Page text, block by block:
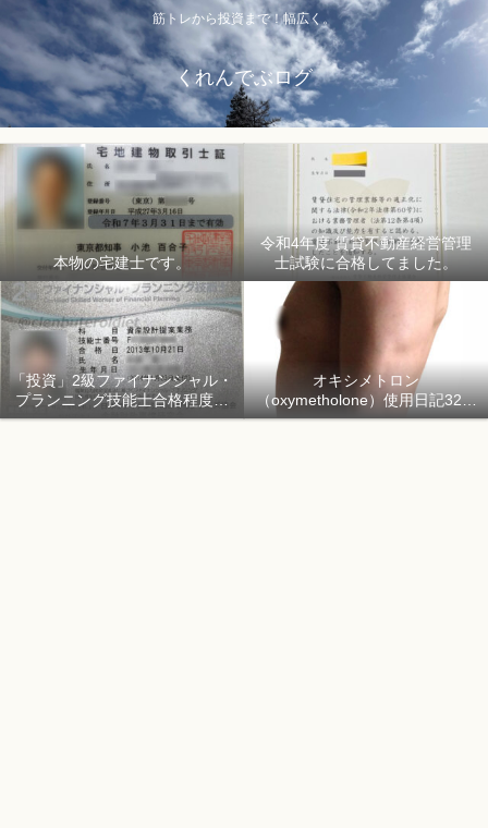
筋トレから投資まで！幅広く。
くれんでぶログ
本物の宅建士です。
令和4年度 賃貸不動産経営管理
士試験に合格してました。
「投資」2級ファイナンシャル・
プランニング技能士合格程度で
ようやく初心者「資産形成」
オキシメトロン
（oxymetholone）使用日記32日
目「骨格筋量増量開始150日目」